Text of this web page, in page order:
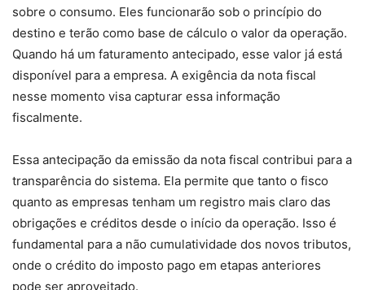
sobre o consumo. Eles funcionarão sob o princípio do
destino e terão como base de cálculo o valor da operação.
Quando há um faturamento antecipado, esse valor já está
disponível para a empresa. A exigência da nota fiscal
nesse momento visa capturar essa informação
fiscalmente.
Essa antecipação da emissão da nota fiscal contribui para a
transparência do sistema. Ela permite que tanto o fisco
quanto as empresas tenham um registro mais claro das
obrigações e créditos desde o início da operação. Isso é
fundamental para a não cumulatividade dos novos tributos,
onde o crédito do imposto pago em etapas anteriores
pode ser aproveitado.